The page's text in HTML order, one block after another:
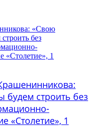
строить без
«Столетие», 1